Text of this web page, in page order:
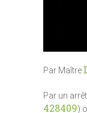
Par Maître
Par un
428409)